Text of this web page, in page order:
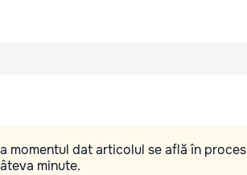
momentul dat articolul se află în
minute.